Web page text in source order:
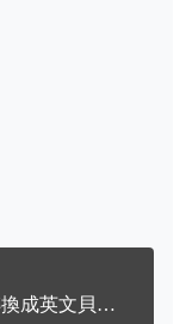
文貝巴字體